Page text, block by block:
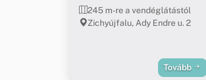
245 m-re a vendéglátástól
Zichyújfalu, Ady Endre u. 2
Tovább